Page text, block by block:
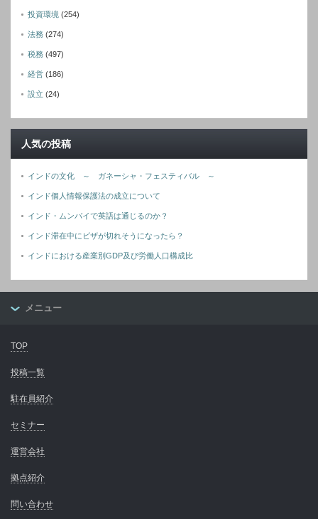
投資環境 (254)
法務 (274)
税務 (497)
経営 (186)
設立 (24)
人気の投稿
インドの文化 ～ ガネーシャ・フェスティバル ～
インド個人情報保護法の成立について
インド・ムンバイで英語は通じるのか？
インド滞在中にビザが切れそうになったら？
インドにおける産業別GDP及び労働人口構成比
メニュー
TOP
投稿一覧
駐在員紹介
セミナー
運営会社
拠点紹介
問い合わせ